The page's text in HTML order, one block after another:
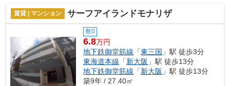
賃貸 | マンション サーフアイランドモナリザ
敷0
6.8万円
地下鉄御堂筋線 「東三国 」駅 徒歩3分
東海道本線 「新大阪 」駅 徒歩13分
地下鉄御堂筋線 「新大阪 」駅 徒歩13分
築9年 / 27.40㎡